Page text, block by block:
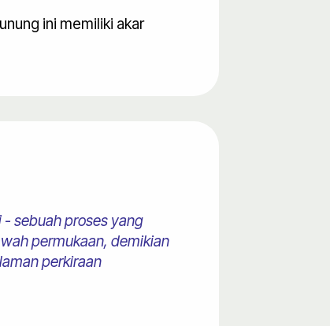
ini memiliki akar
sebuah proses yang
permukaan, demikian
perkiraan